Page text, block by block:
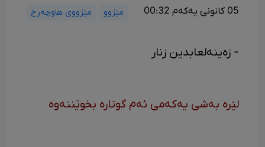
05 کانونی یەکەم 00:32 مێژوو مێژووی هاوچەرخ
- زەینەلعابدین زنار
لێرە بەشی یەکەمی ئەم گوتارە بخوێننەوە